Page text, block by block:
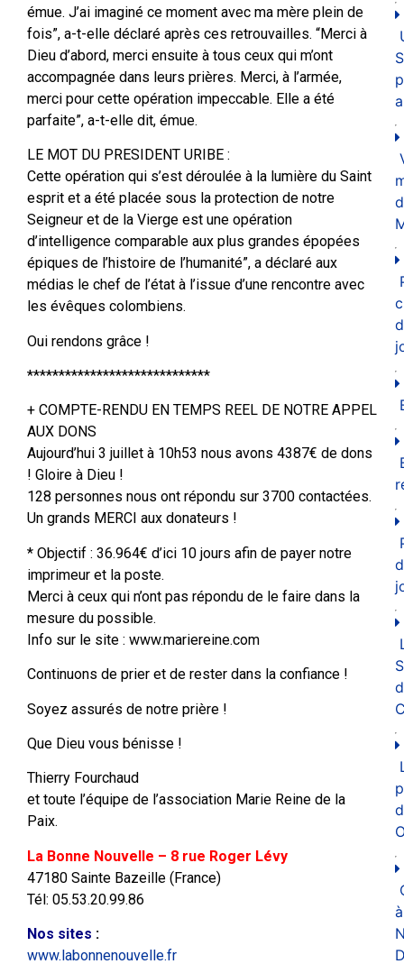
émue. J’ai imaginé ce moment avec ma mère plein de
fois”, a-t-elle déclaré après ces retrouvailles. “Merci à
Dieu d’abord, merci ensuite à tous ceux qui m’ont
accompagnée dans leurs prières. Merci, à l’armée,
merci pour cette opération impeccable. Elle a été
parfaite”, a-t-elle dit, émue.
LE MOT DU PRESIDENT URIBE :
Cette opération qui s’est déroulée à la lumière du Saint
esprit et a été placée sous la protection de notre
Seigneur et de la Vierge est une opération
d’intelligence comparable aux plus grandes épopées
épiques de l’histoire de l’humanité”, a déclaré aux
médias le chef de l’état à l’issue d’une rencontre avec
les évêques colombiens.
Oui rendons grâce !
*****************************
+ COMPTE-RENDU EN TEMPS REEL DE NOTRE APPEL
AUX DONS
Aujourd’hui 3 juillet à 10h53 nous avons 4387€ de dons
! Gloire à Dieu !
128 personnes nous ont répondu sur 3700 contactées.
Un grands MERCI aux donateurs !
* Objectif : 36.964€ d’ici 10 jours afin de payer notre
imprimeur et la poste.
Merci à ceux qui n’ont pas répondu de le faire dans la
mesure du possible.
Info sur le site : www.mariereine.com
Continuons de prier et de rester dans la confiance !
Soyez assurés de notre prière !
Que Dieu vous bénisse !
Thierry Fourchaud
et toute l’équipe de l’association Marie Reine de la
Paix.
La Bonne Nouvelle – 8 rue Roger Lévy
47180 Sainte Bazeille (France)
Tél: 05.53.20.99.86
Nos sites :
www.labonnenouvelle.fr
à